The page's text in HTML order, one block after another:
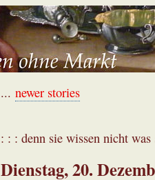
... newer stories
: : : denn sie wissen nicht
Dienstag, 20.